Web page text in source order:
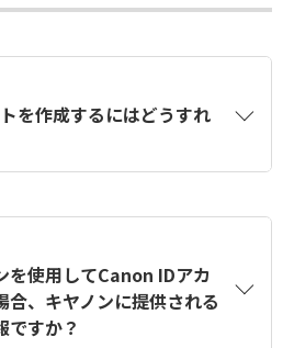
を作成するにはどうすれ
法は【カメラ】Canon IDとは
IDの作成方法は？をご確認く
を使用してCanon IDアカ
合、キヤノンに提供される
ですか？